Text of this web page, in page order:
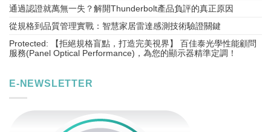
通過認證就萬無一失？解開Thunderbolt產品負評的真正原因
從規格到品質管理實戰：智慧家居雷達感測技術驗證關鍵
Protected: 【拒絕規格盲點，打造完美視界】 百佳泰光學性能顧問
服務(Panel Optical Performance)，為您的顯示器精準定調！
E-NEWSLETTER